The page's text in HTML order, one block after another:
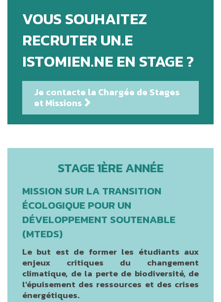
VOUS SOUHAITEZ
RECRUTER UN.E
ISTOMIEN.NE EN STAGE ?
Je contacte la Chargée de Stages
et Missions
STAGE 1ÈRE ANNÉE
MISSION SUR LA TRANSITION
ÉCOLOGIQUE POUR UN
DÉVELOPPEMENT SOUTENABLE
(MTEDS)
Le but est de former les étudiants aux
enjeux critiques du changement
climatique, de la perte de biodiversité, de
l'épuisement des ressources et des crises
énergétiques.